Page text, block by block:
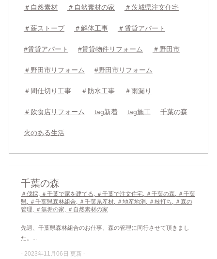
＃自然素材 ＃自然素材の家 ＃茨城県注文住宅
＃薪ストーブ ＃解体工事 ＃賃貸アパート
#賃貸アパート #賃貸物件リフォーム ＃野田市
＃野田市リフォーム #野田市リフォーム
＃間仕切り工事 ＃防水工事 ＃雨漏り
＃飲食店リフォーム tag新着 tag施工 千葉の森
火のある生活
千葉の森
＃伐採, ＃千葉で家を建てる, ＃千葉で注文住宅, ＃千葉の森, ＃千葉
県, ＃千葉県森林組合, ＃千葉県産材, ＃地産地消, ＃枝打ち, ＃森の
管理, ＃無垢の家, ＃自然素材の家
先週、千葉県森林組合のお仕事、森の管理に同行させて頂きまし
た。...
- 2023年11月06日 更新 -